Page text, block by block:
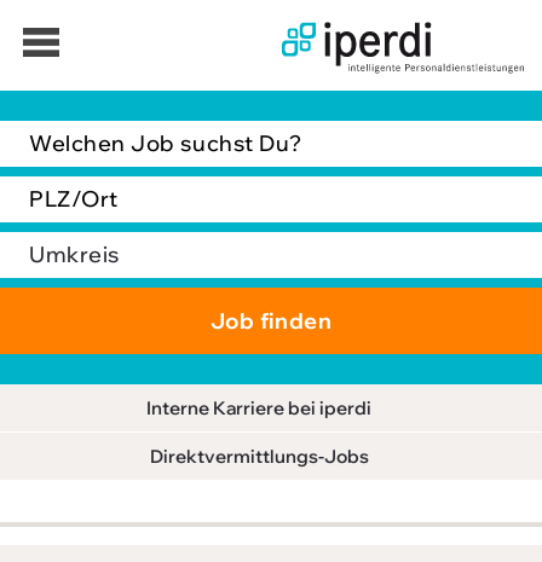
Interne Karriere bei iperdi
Direktvermittlungs-Jobs
Jobbörse
Bewerber
Unternehmen
Über iperdi
AGB
Impressum